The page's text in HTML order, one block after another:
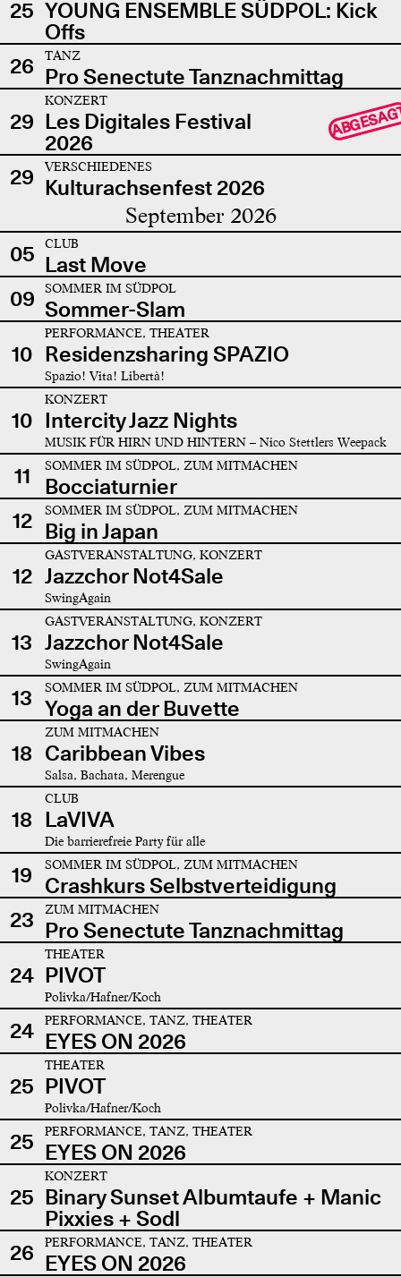
25 YOUNG ENSEMBLE SÜDPOL: Kick
Offs
26
TANZ
Pro Senectute Tanznachmittag
29
KONZERT
Les Digitales Festival
2026
29 VERSCHIEDENES
Kulturachsenfest 2026
September 2026
05 CLUB
Last Move
09
SOMMER IM SÜDPOL
Sommer-Slam
10
PERFORMANCE, THEATER
Residenzsharing SPAZIO
Spazio! Vita! Libertà!
10
KONZERT
Intercity Jazz Nights
MUSIK FÜR HIRN UND HINTERN – Nico Stettlers Weepack
11 SOMMER IM SÜDPOL, ZUM MITMACHEN
Bocciaturnier
12
SOMMER IM SÜDPOL, ZUM MITMACHEN
Big in Japan
12
GASTVERANSTALTUNG, KONZERT
Jazzchor Not4Sale
SwingAgain
13
GASTVERANSTALTUNG, KONZERT
Jazzchor Not4Sale
SwingAgain
13 SOMMER IM SÜDPOL, ZUM MITMACHEN
Yoga an der Buvette
18
ZUM MITMACHEN
Caribbean Vibes
Salsa, Bachata, Merengue
18
CLUB
LaVIVA
Die barrierefreie Party für alle
19 SOMMER IM SÜDPOL, ZUM MITMACHEN
Crashkurs Selbstverteidigung
23
ZUM MITMACHEN
Pro Senectute Tanznachmittag
24
THEATER
PIVOT
Polivka/Hafner/Koch
24 PERFORMANCE, TANZ, THEATER
EYES ON 2026
25
THEATER
PIVOT
Polivka/Hafner/Koch
25 PERFORMANCE, TANZ, THEATER
EYES ON 2026
25
KONZERT
Binary Sunset Albumtaufe + Manic
Pixxies + Sodl
26
PERFORMANCE, TANZ, THEATER
EYES ON 2026